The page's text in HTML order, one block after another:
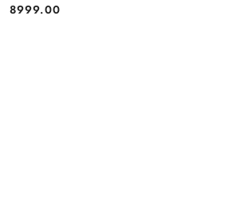
Cena:
8999.00